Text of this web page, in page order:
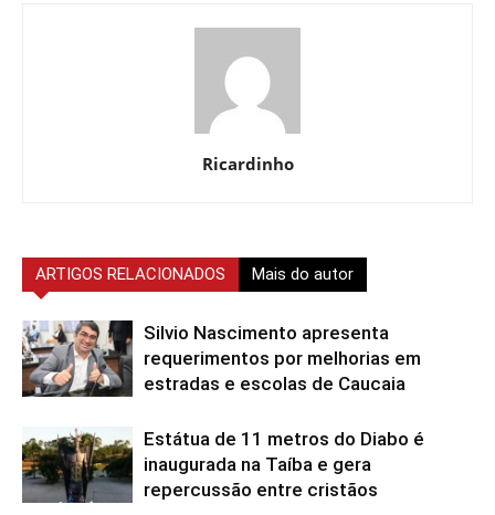
Ricardinho
ARTIGOS RELACIONADOS Mais do autor
Silvio Nascimento apresenta
requerimentos por melhorias em
estradas e escolas de Caucaia
Estátua de 11 metros do Diabo é
inaugurada na Taíba e gera
repercussão entre cristãos